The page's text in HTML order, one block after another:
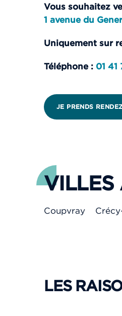
Vous souhaitez
1 avenue du
Uniquement sur
Téléphone : 01 41
JE PRENDS
VILLES
Coupvray
LES